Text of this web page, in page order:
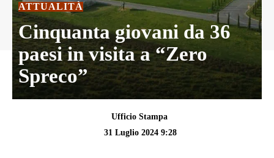
ATTUALITÀ
Cinquanta giovani da 36
paesi in visita a “Zero
Spreco”
Ufficio Stampa
31 Luglio 2024 9:28